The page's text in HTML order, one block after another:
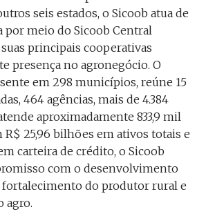
seis estados, o Sicoob atua de
por meio do Sicoob Central
principais cooperativas
presença no agronegócio. O
em 298 municípios, reúne 15
464 agências, mais de 4.384
aproximadamente 833,9 mil
R$ 25,96 bilhões em ativos totais e
carteira de crédito, o Sicoob
com o desenvolvimento
do produtor rural e
agro.